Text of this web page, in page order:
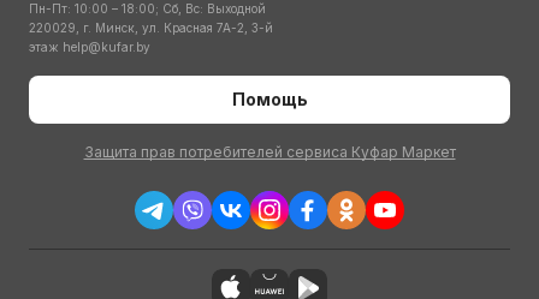
Пн-Пт: 10:00 – 18:00; Сб, Вс: Выходной
220029, г. Минск, ул. Красная 7А-2, 3-й
этаж help@kufar.by
Помощь
Защита прав потребителей сервиса Куфар Маркет